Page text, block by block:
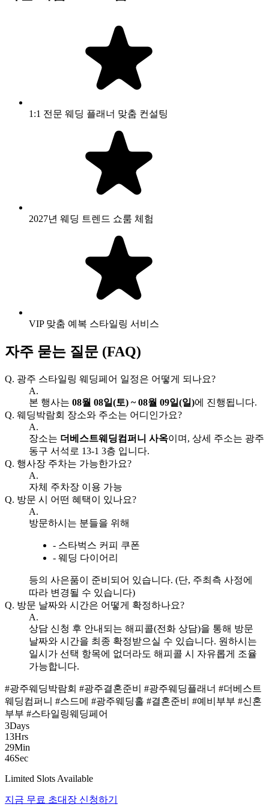
1:1 전문 웨딩 플래너 맞춤 컨설팅
2027년 웨딩 트렌드 쇼룸 체험
VIP 맞춤 예복 스타일링 서비스
자주 묻는 질문 (FAQ)
Q. 광주 스타일링 웨딩페어 일정은 어떻게 되나요?
A.
본 행사는 08월 08일(토) ~ 08월 09일(일)에 진행됩니다.
Q. 웨딩박람회 장소와 주소는 어디인가요?
A.
장소는 더베스트웨딩컴퍼니 사옥이며, 상세 주소는 광주
동구 서석로 13-1 3층 입니다.
Q. 행사장 주차는 가능한가요?
A.
자체 주차장 이용 가능
Q. 방문 시 어떤 혜택이 있나요?
A.
방문하시는 분들을 위해
- 스타벅스 커피 쿠폰
- 웨딩 다이어리
등의 사은품이 준비되어 있습니다. (단, 주최측 사정에
따라 변경될 수 있습니다)
Q. 방문 날짜와 시간은 어떻게 확정하나요?
A.
상담 신청 후 안내되는 해피콜(전화 상담)을 통해 방문
날짜와 시간을 최종 확정받으실 수 있습니다. 원하시는
일시가 선택 항목에 없더라도 해피콜 시 자유롭게 조율
가능합니다.
#광주웨딩박람회 #광주결혼준비 #광주웨딩플래너 #더베스트
웨딩컴퍼니 #스드메 #광주웨딩홀 #결혼준비 #예비부부 #신혼
부부 #스타일링웨딩페어
3Days
13Hrs
29Min
45Sec
Limited Slots Available
지금 무료 초대장 신청하기